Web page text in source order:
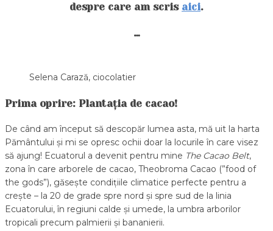
despre care am scris aici.
…
Selena Carază, ciocolatier
Prima oprire: Plantația de cacao!
De când am început să descopăr lumea asta, mă uit la harta
Pământului și mi se opresc ochii doar la locurile în care visez
să ajung! Ecuatorul a devenit pentru mine The Cacao Belt,
zona în care arborele de cacao, Theobroma Cacao (”food of
the gods”), găsește condițiile climatice perfecte pentru a
crește – la 20 de grade spre nord și spre sud de la linia
Ecuatorului, în regiuni calde și umede, la umbra arborilor
tropicali precum palmierii și bananierii.